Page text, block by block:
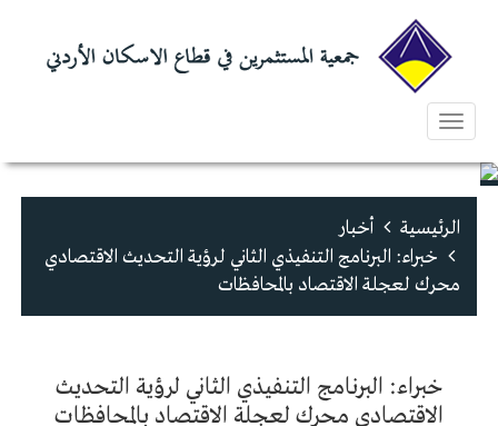
Toggle
navigation
الرئيسية
أخبار
خبراء: البرنامج التنفيذي الثاني لرؤية التحديث الاقتصادي
محرك لعجلة الاقتصاد بالمحافظات
خبراء: البرنامج التنفيذي الثاني لرؤية التحديث
الاقتصادي محرك لعجلة الاقتصاد بالمحافظات